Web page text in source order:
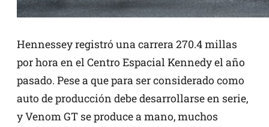
Hennessey registró una carrera 270.4 millas
por hora en el Centro Espacial Kennedy el año
pasado. Pese a que para ser considerado como
auto de producción debe desarrollarse en serie,
y Venom GT se produce a mano, muchos